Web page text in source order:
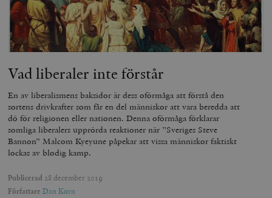
Vad liberaler inte förstår
En av liberalismens baksidor är dess oförmåga att förstå den
sortens drivkrafter som får en del människor att vara beredda att
dö för religionen eller nationen. Denna oförmåga förklarar
somliga liberalers upprörda reaktioner när ”Sveriges Steve
Bannon” Malcom Kyeyune påpekar att vissa människor faktiskt
lockas av blodig kamp.
Publicerad 28 december 2019
Författare Dan Korn